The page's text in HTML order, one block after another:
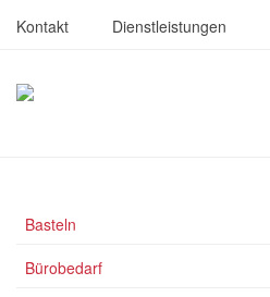
Kontakt Dienstleistungen
Basteln
Bürobedarf